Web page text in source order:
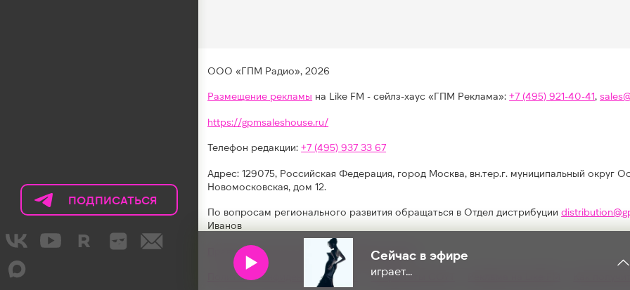
ПОДПИСАТЬСЯ
НА
LIKE
Сейчас в эфире
играет...
ООО «ГПМ Радио», 2026
Размещение рекламы на Like FM - сейлз-хаус «ГПМ Реклама»:+7 (495) 921-40-41,
https://gpmsaleshouse.ru/
Телефон редакции:+7 (495) 937 33 67
Адрес: 129075, Российская Федерация, город Москва, вн.тер.г. муниципальный округ
Новомосковская, дом 12.
По вопросам регионального развития обращаться в Отдел дистрибуции
Иванов
Правила участия в акциях, конкурсах, играх
Политика конфиденциальности Результаты СОУТ